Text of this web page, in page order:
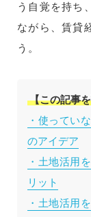
う自覚を持ち
ながら、賃貸
う。
【この記事
・使ってい
のアイデア
・土地活用
リット
・土地活用